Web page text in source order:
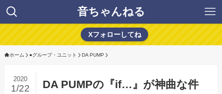
音ちゃんねる
Xフォローしてね
ホーム ●グループ・ユニット DA PUMP
DA PUMPの『if…』が神曲な件
2020
1/22